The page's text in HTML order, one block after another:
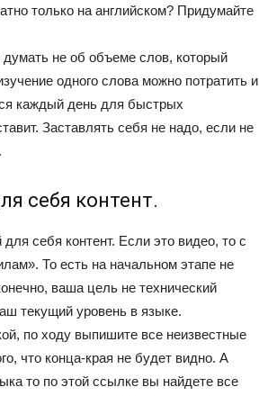
только на английском? Придумайте
не об объеме слов, который
одного слова можно потратить и
каждый день для быстрых
Заставлять себя не надо, если не
себя контент.
себя контент. Если это видео, то с
То есть на начальном этапе не
ваша цель не технический
текущий уровень в языке.
по ходу выпишите все неизвестные
что конца-края не будет видно. А
то по этой ссылке вы найдете все